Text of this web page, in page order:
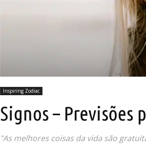
Inspiring Zodiac
Signos – Previsões
"As melhores coisas da vida são